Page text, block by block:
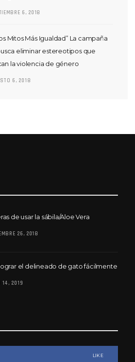
6, 2018
Mitos Más Igualdad” La campaña
eliminar estereotipos que
la violencia de género
6, 2018
de usar la sábila/Aloe Vera
26, 2018
el delineado de gato fácilmente
14, 2019
LIKE